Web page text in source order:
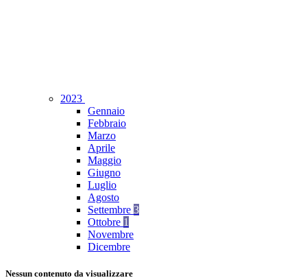
2023
Gennaio
Febbraio
Marzo
Aprile
Maggio
Giugno
Luglio
Agosto
Settembre 3
Ottobre 1
Novembre
Dicembre
Nessun contenuto da visualizzare